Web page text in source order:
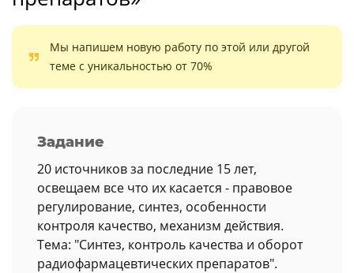
Мы напишем новую работу по этой или другой
теме с уникальностью от 70%
Задание
20 источников за последние 15 лет,
освещаем все что их касается - правовое
регулирование, синтез, особенности
контроля качество, механизм действия.
Тема: "Синтез, контроль качества и оборот
радиофармацевтических препаратов".